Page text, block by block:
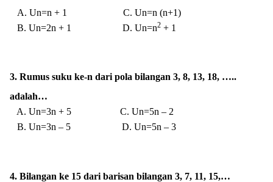
A. Un=n + 1 C. Un=n (n+1)
B. Un=2n + 1 D. Un=n2 + 1
3. Rumus suku ke-n dari pola bilangan 3, 8, 13, 18, …..
adalah…
A. Un=3n + 5 C. Un=5n – 2
B. Un=3n – 5 D. Un=5n – 3
4. Bilangan ke 15 dari barisan bilangan 3, 7, 11, 15,…